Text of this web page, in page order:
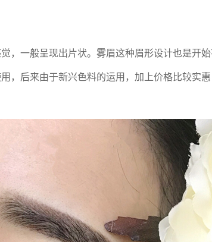
，一般呈现出片状。雾眉这种眉形设计也是开
，后来由于新兴色料的运用，加上价格比较实惠